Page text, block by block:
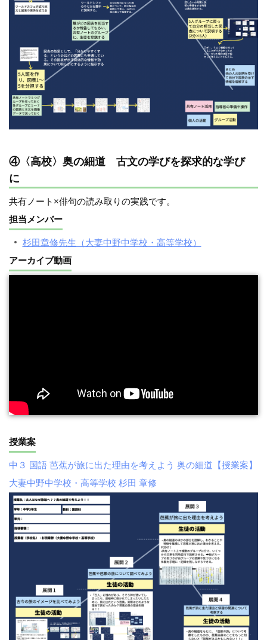
④〈高校〉奥の細道 古文の学びを探求的な学び
に
共有ノート×俳句の読み取りの実践です。
担当メンバー
杉田章修先生（大妻中野中学校・高等学校）
アーカイブ動画
授業案
中３ 国語 芭蕉が旅に出た理由を考えよう 奥の細道【授業案】
大妻中野中学校・高等学校 杉田 章修